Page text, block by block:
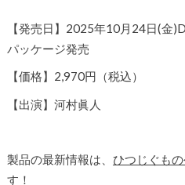
【発売日】2025年10月24日(
パッケージ発売
【価格】2,970円（税込）
【出演】河村眞人
製品の最新情報は、 ひつじぐも
す！